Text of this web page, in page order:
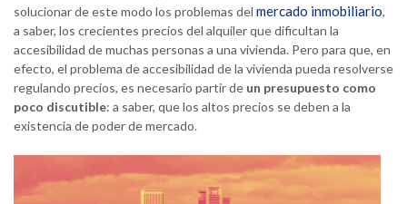
solucionar de este modo los problemas del mercado inmobiliario,
a saber, los crecientes precios del alquiler que dificultan la
accesibilidad de muchas personas a una vivienda. Pero para que, en
efecto, el problema de accesibilidad de la vivienda pueda resolverse
regulando precios, es necesario partir de un presupuesto como
poco discutible: a saber, que los altos precios se deben a la
existencia de poder de mercado.